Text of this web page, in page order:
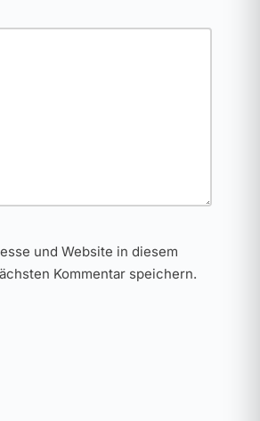
und Website in diesem
Kommentar speichern.